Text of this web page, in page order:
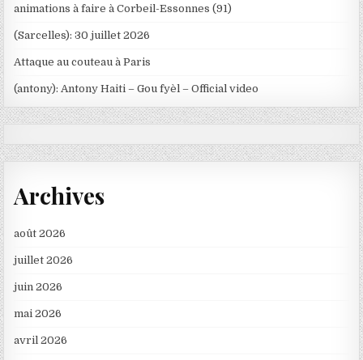
animations à faire à Corbeil-Essonnes (91)
(Sarcelles): 30 juillet 2026
Attaque au couteau à Paris
(antony): Antony Haiti – Gou fyèl – Official video
Archives
août 2026
juillet 2026
juin 2026
mai 2026
avril 2026